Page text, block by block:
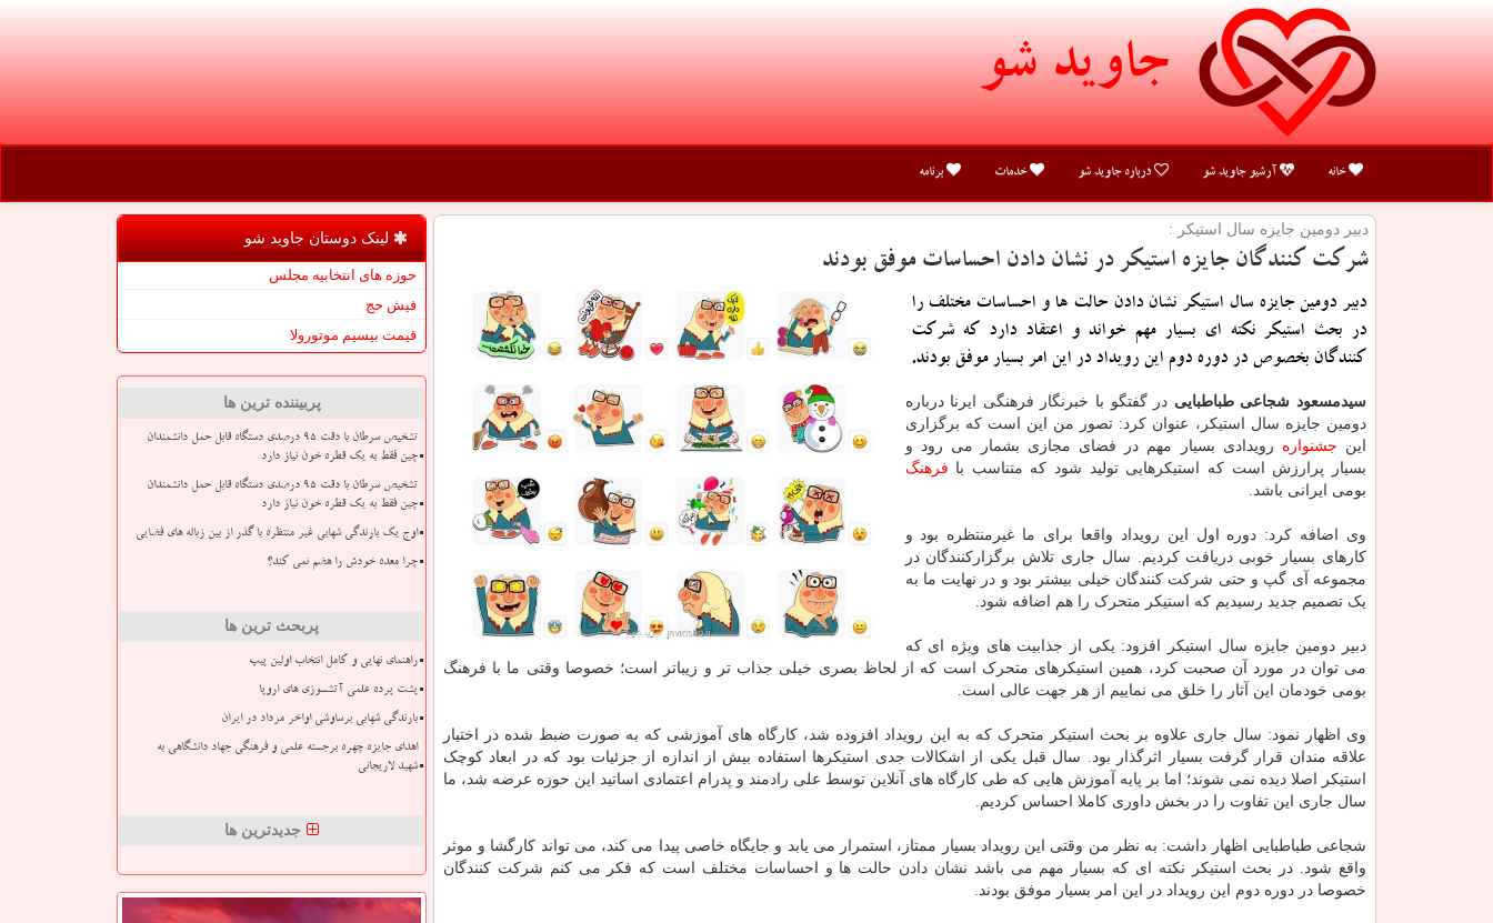
جاوید شو
خانه آرشیو جاوید شو درباره جاوید شو خدمات برنامه
دبیر دومین جایزه سال استیكر :
شركت كنندگان جایزه استیكر در نشان دادن احساسات موفق بودند
دبیر دومین جایزه سال استیکر نشان دادن حالت ها و احساسات مختلف را
در بحث استیکر نکته ای بسیار مهم خواند و اعتقاد دارد که شرکت
کنندگان بخصوص در دوره دوم این رویداد در این امر بسیار موفق بودند.
سیدمسعود شجاعی طباطبایی در گفتگو با خبرنگار فرهنگی ایرنا درباره
دومین جایزه سال استیکر، عنوان کرد: تصور من این است که برگزاری
این جشنواره رویدادی بسیار مهم در فضای مجازی بشمار می رود و
بسیار پرارزش است که استیکرهایی تولید شود که متناسب با فرهنگ
بومی ایرانی باشد.
وی اضافه کرد: دوره اول این رویداد واقعا برای ما غیرمنتظره بود و
کارهای بسیار خوبی دریافت کردیم. سال جاری تلاش برگزارکنندگان در
مجموعه آی گپ و حتی شرکت کنندگان خیلی بیشتر بود و در نهایت ما به
یک تصمیم جدید رسیدیم که استیکر متحرک را هم اضافه شود.
دبیر دومین جایزه سال استیکر افزود: یکی از جذابیت های ویژه ای که
می توان در مورد آن صحبت کرد، همین استیکرهای متحرک است که از لحاظ بصری خیلی جذاب تر و زیباتر است؛ خصوصا وقتی ما با فرهنگ
بومی خودمان این آثار را خلق می نماییم از هر جهت عالی است.
وی اظهار نمود: سال جاری علاوه بر بحث استیکر متحرک که به این رویداد افزوده شد، کارگاه های آموزشی که به صورت ضبط شده در اختیار
علاقه مندان قرار گرفت بسیار اثرگذار بود. سال قبل یکی از اشکالات جدی استیکرها استفاده بیش از اندازه از جزئیات بود که در ابعاد کوچک
استیکر اصلا دیده نمی شوند؛ اما بر پایه آموزش هایی که طی کارگاه های آنلاین توسط علی رادمند و پدرام اعتمادی اساتید این حوزه عرضه شد، ما
سال جاری این تفاوت را در بخش داوری کاملا احساس کردیم.
شجاعی طباطبایی اظهار داشت: به نظر من وقتی این رویداد بسیار ممتاز، استمرار می یابد و جایگاه خاصی پیدا می کند، می تواند کارگشا و موثر
واقع شود. در بحث استیکر نکته ای که بسیار مهم می باشد نشان دادن حالت ها و احساسات مختلف است که فکر می کنم شرکت کنندگان
خصوصا در دوره دوم این رویداد در این امر بسیار موفق بودند.
لینک دوستان جاوید شو
حوزه های انتخابیه مجلس
فیش حج
قیمت بیسیم موتورولا
پربیننده ترین ها
تشخیص سرطان با دقت ۹۵ درصدی دستگاه قابل حمل دانشمندان
چین فقط به یک قطره خون نیاز دارد
تشخیص سرطان با دقت ۹۵ درصدی دستگاه قابل حمل دانشمندان
چین فقط به یک قطره خون نیاز دارد
اوج یک بارندگی شهابی غیر منتظره با گذر از بین زباله های فضایی
چرا معده خودش را هضم نمی کند؟
پربحث ترین ها
راهنمای نهایی و کامل انتخاب اولین پیپ
پشت پرده علمی آتشسوزی های اروپا
بارندگی شهابی برساوشی اواخر مرداد در ایران
اهدای جایزه چهره برجسته علمی و فرهنگی جهاد دانشگاهی به
شهید لاریجانی
جدیدترین ها